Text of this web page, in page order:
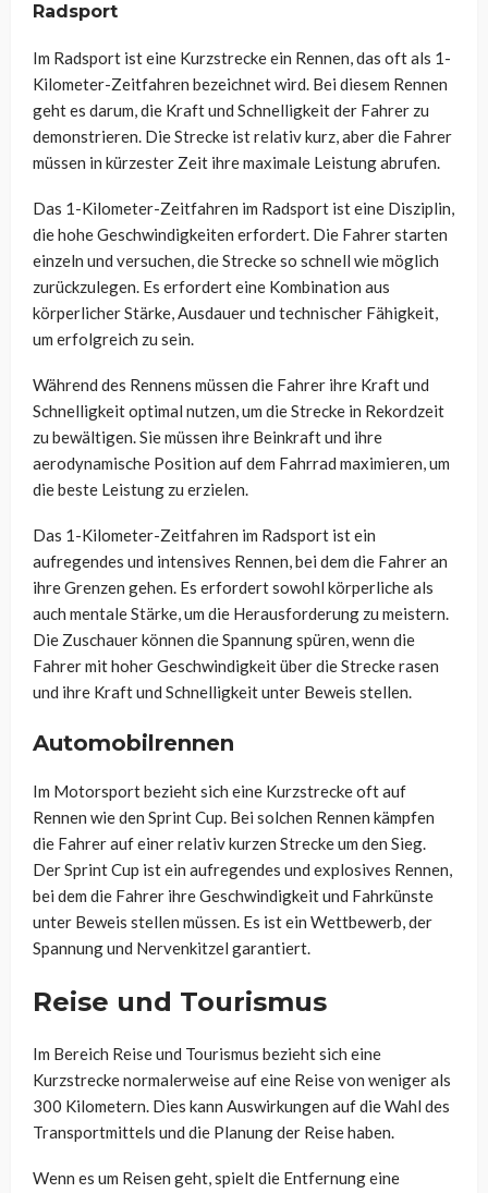
Radsport
Im Radsport ist eine Kurzstrecke ein Rennen, das oft als 1-
Kilometer-Zeitfahren bezeichnet wird. Bei diesem Rennen
geht es darum, die Kraft und Schnelligkeit der Fahrer zu
demonstrieren. Die Strecke ist relativ kurz, aber die Fahrer
müssen in kürzester Zeit ihre maximale Leistung abrufen.
Das 1-Kilometer-Zeitfahren im Radsport ist eine Disziplin,
die hohe Geschwindigkeiten erfordert. Die Fahrer starten
einzeln und versuchen, die Strecke so schnell wie möglich
zurückzulegen. Es erfordert eine Kombination aus
körperlicher Stärke, Ausdauer und technischer Fähigkeit,
um erfolgreich zu sein.
Während des Rennens müssen die Fahrer ihre Kraft und
Schnelligkeit optimal nutzen, um die Strecke in Rekordzeit
zu bewältigen. Sie müssen ihre Beinkraft und ihre
aerodynamische Position auf dem Fahrrad maximieren, um
die beste Leistung zu erzielen.
Das 1-Kilometer-Zeitfahren im Radsport ist ein
aufregendes und intensives Rennen, bei dem die Fahrer an
ihre Grenzen gehen. Es erfordert sowohl körperliche als
auch mentale Stärke, um die Herausforderung zu meistern.
Die Zuschauer können die Spannung spüren, wenn die
Fahrer mit hoher Geschwindigkeit über die Strecke rasen
und ihre Kraft und Schnelligkeit unter Beweis stellen.
Automobilrennen
Im Motorsport bezieht sich eine Kurzstrecke oft auf
Rennen wie den Sprint Cup. Bei solchen Rennen kämpfen
die Fahrer auf einer relativ kurzen Strecke um den Sieg.
Der Sprint Cup ist ein aufregendes und explosives Rennen,
bei dem die Fahrer ihre Geschwindigkeit und Fahrkünste
unter Beweis stellen müssen. Es ist ein Wettbewerb, der
Spannung und Nervenkitzel garantiert.
Reise und Tourismus
Im Bereich Reise und Tourismus bezieht sich eine
Kurzstrecke normalerweise auf eine Reise von weniger als
300 Kilometern. Dies kann Auswirkungen auf die Wahl des
Transportmittels und die Planung der Reise haben.
Wenn es um Reisen geht, spielt die Entfernung eine